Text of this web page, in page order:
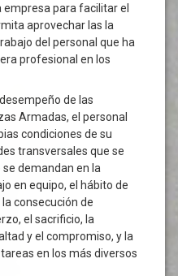
para facilitar el
aprovechar las la
del personal que ha
profesional en los
de las
Armadas, el personal
condiciones de su
transversales que se
demandan en la
en equipo, el hábito de
consecución de
el sacrificio, la
y el compromiso, y la
en los más diversos